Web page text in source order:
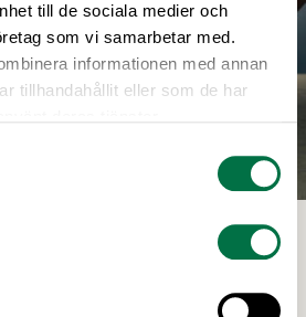
till de sociala medier och
som vi samarbetar med.
informationen med annan
tillhandahållit eller som de har
till tadhdig och allt där emellan:
Nilsson är en kunnig ciceron till